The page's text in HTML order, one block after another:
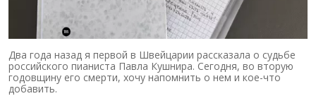
Два года назад я первой в Швейцарии рассказала о судьбе
российского пианиста Павла Кушнира. Сегодня, во вторую
годовщину его смерти, хочу напомнить о нем и кое-что
добавить.